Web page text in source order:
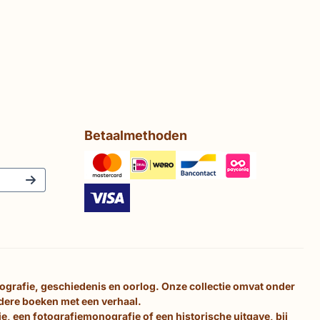
Betaalmethoden
geschiedenis en oorlog. Onze collectie omvat onder
boeken met een verhaal.
een fotografiemonografie of een historische uitgave, bij